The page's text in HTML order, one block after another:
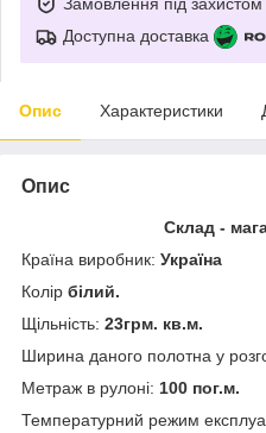
Доступна доставка
Опис Характеристики
Опис
Склад -
Країна виробник: Україна
Колір білий.
Щільність: 23грм. кв.м.
Ширина даного полотна у
Метраж в рулоні: 100 пог.м.
Температурний режим